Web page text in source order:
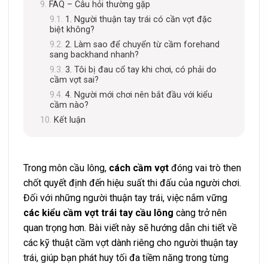
FAQ – Câu hỏi thường gặp
1. Người thuận tay trái có cần vợt đặc
biệt không?
2. Làm sao để chuyển từ cầm forehand
sang backhand nhanh?
3. Tôi bị đau cổ tay khi chơi, có phải do
cầm vợt sai?
4. Người mới chơi nên bắt đầu với kiểu
cầm nào?
Kết luận
Trong môn cầu lông, cách cầm vợt đóng vai trò then
chốt quyết định đến hiệu suất thi đấu của người chơi.
Đối với những người thuận tay trái, việc nắm vững
các kiểu cầm vợt trái tay cầu lông càng trở nên
quan trọng hơn. Bài viết này sẽ hướng dẫn chi tiết về
các kỹ thuật cầm vợt dành riêng cho người thuận tay
trái, giúp bạn phát huy tối đa tiềm năng trong từng